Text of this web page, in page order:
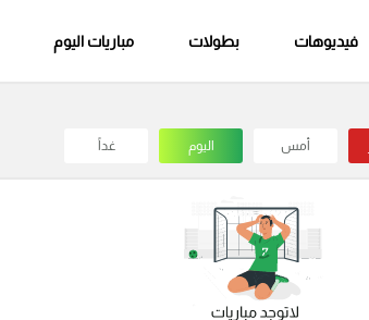
فيديوهات بطولات مباريات اليوم
أمس اليوم غداً